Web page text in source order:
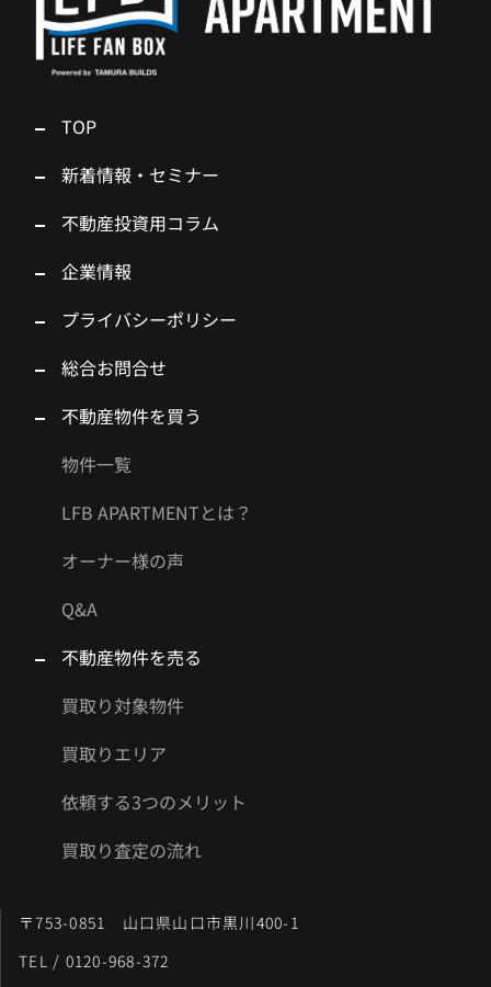
TOP
新着情報・セミナー
不動産投資用コラム
企業情報
プライバシーポリシー
総合お問合せ
不動産物件を買う
物件一覧
LFB APARTMENTとは？
オーナー様の声
Q&A
不動産物件を売る
買取り対象物件
買取りエリア
依頼する3つのメリット
買取り査定の流れ
〒753-0851 山口県山口市黒川400-1
TEL / 0120-968-372